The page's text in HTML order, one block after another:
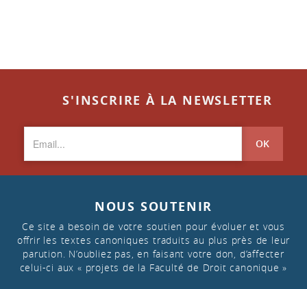
S'INSCRIRE À LA NEWSLETTER
OK
NOUS SOUTENIR
Ce site a besoin de votre soutien pour évoluer et vous
offrir les textes canoniques traduits au plus près de leur
parution. N’oubliez pas, en faisant votre don, d’affecter
celui-ci aux « projets de la Faculté de Droit canonique »